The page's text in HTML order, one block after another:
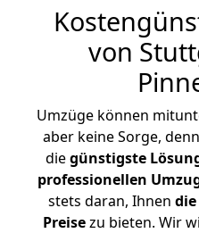
von
Umzüge können
aber keine Sorge,
diegünstigste
professionellen
stets daran, Ihnen
Preisezu bieten. Wir